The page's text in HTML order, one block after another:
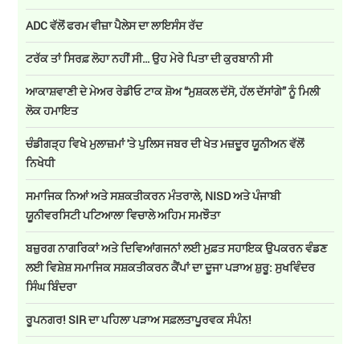
ADC ਵੱਲੋਂ ਫਰਮ ਵੀਜ਼ਾ ਪੈਲੇਸ ਦਾ ਲਾਇਸੰਸ ਰੱਦ
ਟਰੱਕ ਤਾਂ ਸਿਰਫ਼ ਲੋਹਾ ਨਹੀਂ ਸੀ… ਉਹ ਮੇਰੇ ਪਿਤਾ ਦੀ ਕੁਰਬਾਨੀ ਸੀ
ਆਕਾਸ਼ਵਾਣੀ ਦੇ ਮੇਅਰ ਰੇਡੀਓ ਟਾਕ ਸ਼ੋਅ “ਮੁਸ਼ਕਲ ਦੱਸੋ, ਹੱਲ ਦੱਸਾਂਗੇ” ਨੂੰ ਮਿਲੀ
ਲੋਕ ਹਮਾਇਤ
ਚੰਡੀਗੜ੍ਹ ਵਿਖੇ ਮੁਲਾਜ਼ਮਾਂ 'ਤੇ ਪੁਲਿਸ ਜਬਰ ਦੀ ਖੇਤ ਮਜ਼ਦੂਰ ਯੂਨੀਅਨ ਵੱਲੋਂ
ਨਿਖੇਧੀ
ਸਮਾਜਿਕ ਨਿਆਂ ਅਤੇ ਸਸ਼ਕਤੀਕਰਨ ਮੰਤਰਾਲੇ, NISD ਅਤੇ ਪੰਜਾਬੀ
ਯੂਨੀਵਰਸਿਟੀ ਪਟਿਆਲਾ ਵਿਚਾਲੇ ਅਹਿਮ ਸਮਝੌਤਾ
ਬਜ਼ੁਰਗ ਨਾਗਰਿਕਾਂ ਅਤੇ ਦਿਵਿਆਂਗਜਨਾਂ ਲਈ ਮੁਫ਼ਤ ਸਹਾਇਕ ਉਪਕਰਨ ਵੰਡਣ
ਲਈ ਵਿਸ਼ੇਸ਼ ਸਮਾਜਿਕ ਸਸ਼ਕਤੀਕਰਨ ਕੈਂਪਾਂ ਦਾ ਦੂਜਾ ਪੜਾਅ ਸ਼ੁਰੂ: ਸੁਖਵਿੰਦਰ
ਸਿੰਘ ਬਿੰਦਰਾ
ਰੂਪਨਗਰ! SIR ਦਾ ਪਹਿਲਾ ਪੜਾਅ ਸਫ਼ਲਤਾਪੂਰਵਕ ਸੰਪੰਨ!